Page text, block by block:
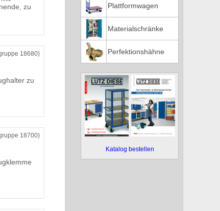
zu
18680)
zu
18700)
Plattformwagen
Materialschränke
Perfektionshähne
Katalog bestellen